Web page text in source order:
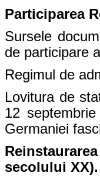
Participarea
Sursele
de participare
Regimul de
Lovitura de
12
Germaniei
secolului XX).